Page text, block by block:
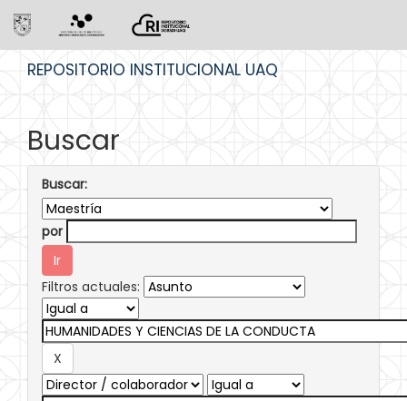
REPOSITORIO INSTITUCIONAL UAQ
Buscar
Buscar:
por
Filtros actuales: